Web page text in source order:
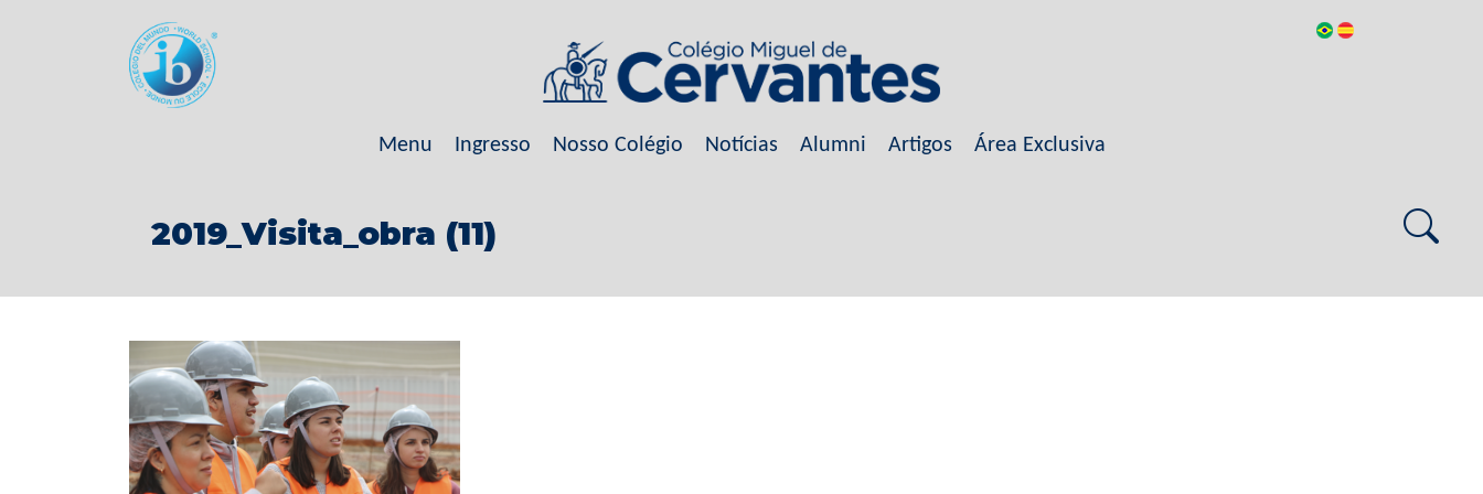
Menu Ingresso Nosso Colégio Notícias Alumni Artigos Área Exclusiva
2019_Visita_obra (11)